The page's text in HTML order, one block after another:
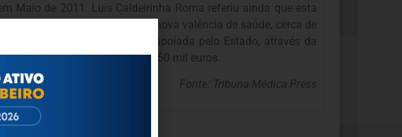
Maio de 2011. Luís Caldeirinha Roma referiu ainda que esta
o investimento desta nova valência de saúde, cerca de
de equipamento. A obra é apoiada pelo Estado, através da
uma comparticipação de 750 mil euros.
Fonte: Tribuna Médica Press